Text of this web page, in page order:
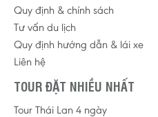
Quy định & chính sách
Tư vấn du lịch
Quy định hướng dẫn & lái xe
Liên hệ
TOUR ĐẶT NHIỀU NHẤT
Tour Thái Lan 4 ngày